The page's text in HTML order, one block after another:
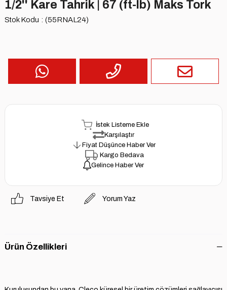
1/2'' Kare Tahrik | 67 (ft-lb) Maks Tork
Stok Kodu (55RNAL24)
İstek Listeme Ekle
Karşılaştır
Fiyat Düşünce Haber Ver
Kargo Bedava
Gelince Haber Ver
Tavsiye Et Yorum Yaz
Ürün Özellikleri